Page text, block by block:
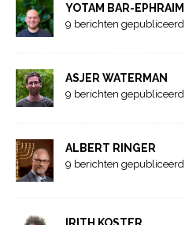
YOTAM BAR-EPHRAIM
9 berichten gepubliceerd
ASJER WATERMAN
9 berichten gepubliceerd
ALBERT RINGER
9 berichten gepubliceerd